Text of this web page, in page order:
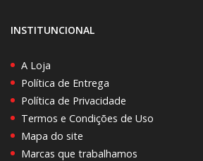
INSTITUNCIONAL
A Loja
Política de Entrega
Política de Privacidade
Termos e Condições de Uso
Mapa do site
Marcas que trabalhamos